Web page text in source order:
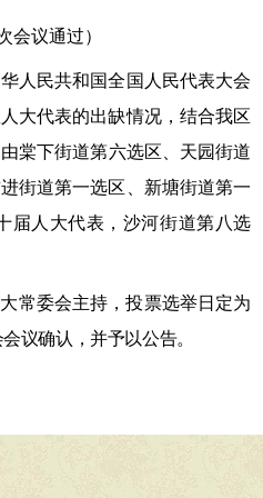
会议通过）
人民共和国全国人民代表大会
大代表的出缺情况，结合我区
棠下街道第六选区、天园街道
街道第一选区、新塘街道第一
届人大代表，沙河街道第八选
常委会主持，投票选举日定为
议确认，并予以公告。